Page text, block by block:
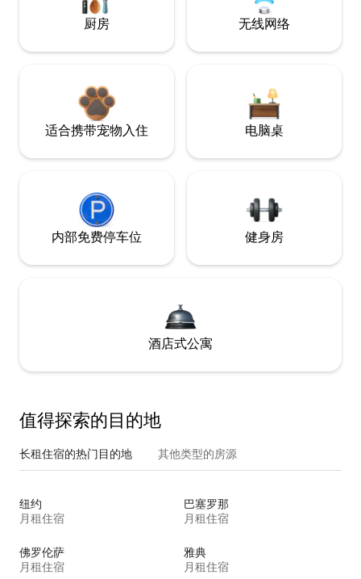
厨房 无线网络
适合携带宠物入住 电脑桌
内部免费停车位 健身房
酒店式公寓
值得探索的目的地
长租住宿的热门目的地 其他类型的房源
纽约
月租住宿
巴塞罗那
月租住宿
佛罗伦萨
月租住宿
雅典
月租住宿